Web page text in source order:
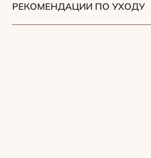
РЕКОМЕНДАЦИИ ПО УХОДУ